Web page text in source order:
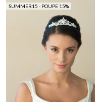
SUMMER15 - POUPE 15%